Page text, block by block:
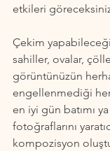
etkileri
Çekim
sahiller, ovalar,
görüntünüzün
engellenmediği
en iyi gün batımı
fotoğraflarını
kompozisyon